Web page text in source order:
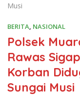
Musi
BERITA, NASIONAL
Polsek
Rawas
Korban
Sungai Musi